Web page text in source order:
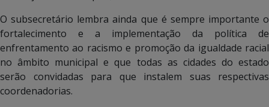
O subsecretário lembra ainda que é sempre importante o
fortalecimento e a implementação da política de
enfrentamento ao racismo e promoção da igualdade racial
no âmbito municipal e que todas as cidades do estado
serão convidadas para que instalem suas respectivas
coordenadorias.